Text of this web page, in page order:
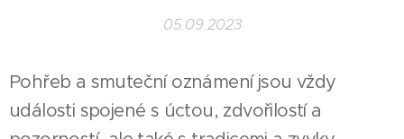
05.09.2023
Pohřeb a smuteční oznámení jsou vždy
události spojené s úctou, zdvořilostí a